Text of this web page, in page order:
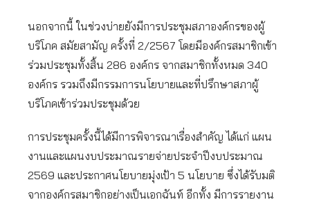
นอกจากนี้ ในช่วงบ่ายยังมีการประชุมสภาองค์กรของผู้
บริโภค สมัยสามัญ ครั้งที่ 2/2567 โดยมีองค์กรสมาชิกเข้า
ร่วมประชุมทั้งสิ้น 286 องค์กร จากสมาชิกทั้งหมด 340
องค์กร รวมถึงมีกรรมการนโยบายและที่ปรึกษาสภาผู้
บริโภคเข้าร่วมประชุมด้วย
การประชุมครั้งนี้ได้มีการพิจารณาเรื่องสำคัญ ได้แก่ แผน
งานและแผนงบประมาณรายจ่ายประจำปีงบประมาณ
2569 และประกาศนโยบายมุ่งเป้า 5 นโยบาย ซึ่งได้รับมติ
จากองค์กรสมาชิกอย่างเป็นเอกฉันท์ อีกทั้ง มีการรายงาน